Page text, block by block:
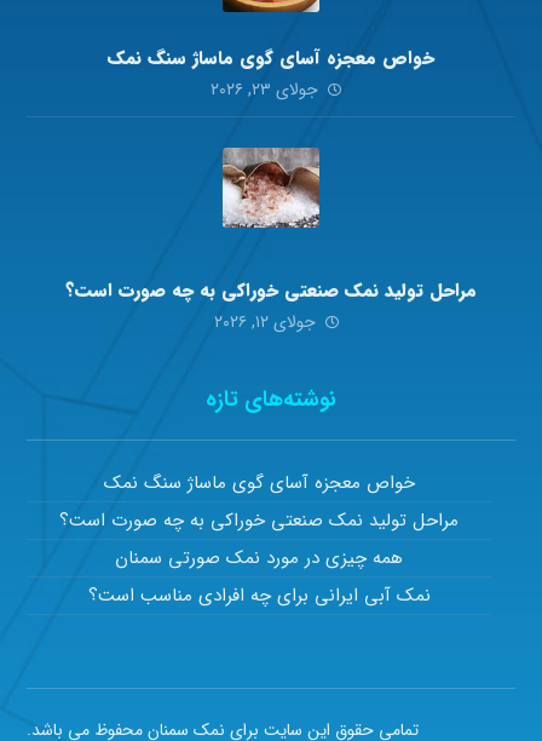
خواص معجزه آسای گوی ماساژ سنگ نمک
جولای ۲۳, ۲۰۲۶
مراحل تولید نمک صنعتی خوراکی به چه صورت است؟
جولای ۱۲, ۲۰۲۶
نوشته‌های تازه
خواص معجزه آسای گوی ماساژ سنگ نمک
مراحل تولید نمک صنعتی خوراکی به چه صورت است؟
همه چیزی در مورد نمک صورتی سمنان
نمک آبی ایرانی برای چه افرادی مناسب است؟
تمامی حقوق این سایت برای نمک سمنان محفوظ می باشد.